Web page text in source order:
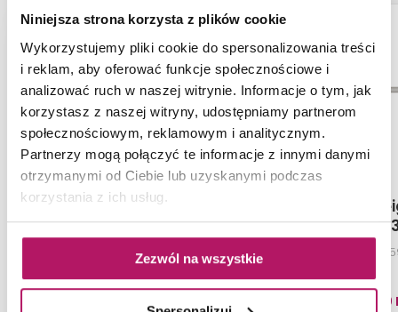
Niniejsza strona korzysta z plików cookie
Wykorzystujemy pliki cookie do spersonalizowania treści
i reklam, aby oferować funkcje społecznościowe i
analizować ruch w naszej witrynie. Informacje o tym, jak
korzystasz z naszej witryny, udostępniamy partnerom
społecznościowym, reklamowym i analitycznym.
Partnerzy mogą połączyć te informacje z innymi danymi
otrzymanymi od Ciebie lub uzyskanymi podczas
korzystania z ich usług.
Zezwól na wszystkie
PRODUKTY Z KOLEKCJI
-4%
Tubądzin Mild Garden 2
Listwa ścienna, 4,7x29,8 cm
Cersanit
Glass
Listwa,
45,90